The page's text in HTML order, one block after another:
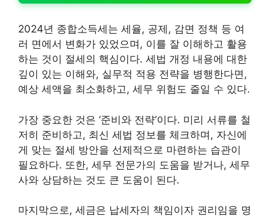
2024년 종합소득세는 세율, 공제, 감면 정책 등 여
러 면에서 변화가 있었으며, 이를 잘 이해하고 활용
하는 것이 절세의 핵심이다. 세법 개정 내용에 대한
깊이 있는 이해와, 실무적 적용 전략을 병행한다면,
예상 세액을 최소화하고, 세무 위험도 줄일 수 있다.
가장 중요한 것은 ‘준비와 전략’이다. 미리 서류를 철
저히 준비하고, 최신 세법 정보를 체크하며, 자신에
게 맞는 절세 방안을 선제적으로 마련하는 습관이
필요하다. 또한, 세무 전문가의 도움을 받거나, 세무
사와 상담하는 것도 큰 도움이 된다.
마지막으로, 세금은 납세자의 책임이자 권리임을 명